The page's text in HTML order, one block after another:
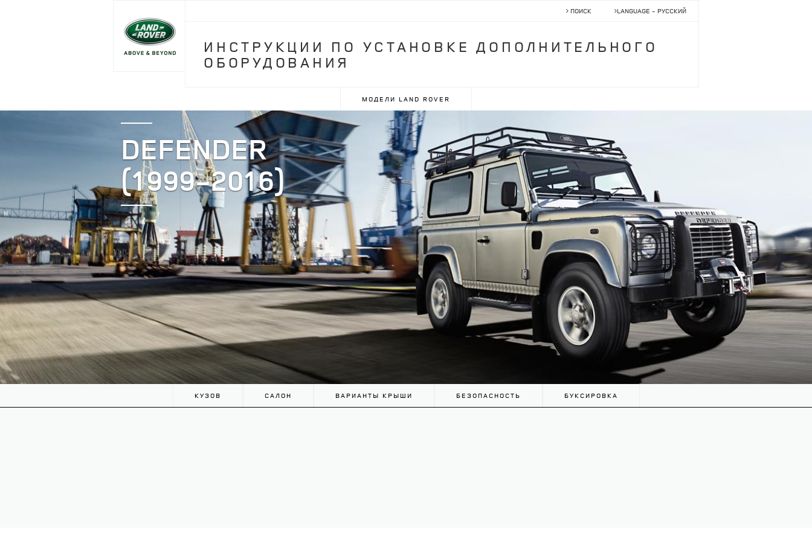
ПОИСК LANGUAGE - PУССКИЙ
ИНСТРУКЦИИ ПО УСТАНОВКЕ ДОПОЛНИТЕЛЬНОГО
ОБОРУДОВАНИЯ
МОДЕЛИ LAND ROVER
DEFENDER
(1999-2016)
КУЗОВ САЛОН ВАРИАНТЫ КРЫШИ БЕЗОПАСНОСТЬ БУКСИРОВКА